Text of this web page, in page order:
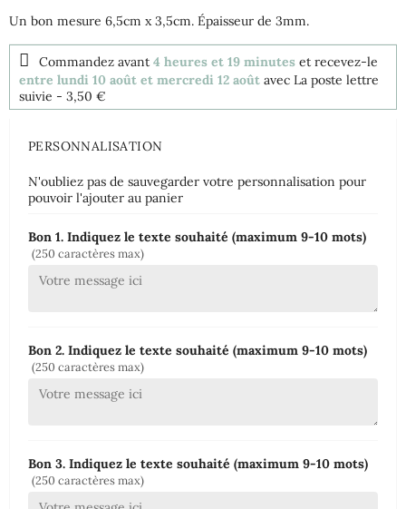
Un bon mesure 6,5cm x 3,5cm. Épaisseur de 3mm.
Commandez avant 4 heures et 19 minutes et recevez-le
entre lundi 10 août et mercredi 12 août avec La poste lettre
suivie - 3,50 €
PERSONNALISATION
N'oubliez pas de sauvegarder votre personnalisation pour
pouvoir l'ajouter au panier
Bon 1. Indiquez le texte souhaité (maximum 9-10 mots)
(250 caractères max)
Bon 2. Indiquez le texte souhaité (maximum 9-10 mots)
(250 caractères max)
Bon 3. Indiquez le texte souhaité (maximum 9-10 mots)
(250 caractères max)